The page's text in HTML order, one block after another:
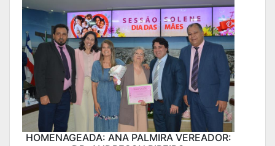
HOMENAGEADA: ANA PALMIRA VEREADOR: